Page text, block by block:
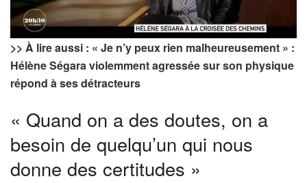
>> À lire aussi : « Je n’y peux rien malheureusement » :
Hélène Ségara violemment agressée sur son physique
répond à ses détracteurs
« Quand on a des doutes, on a
besoin de quelqu’un qui nous
donne des certitudes »